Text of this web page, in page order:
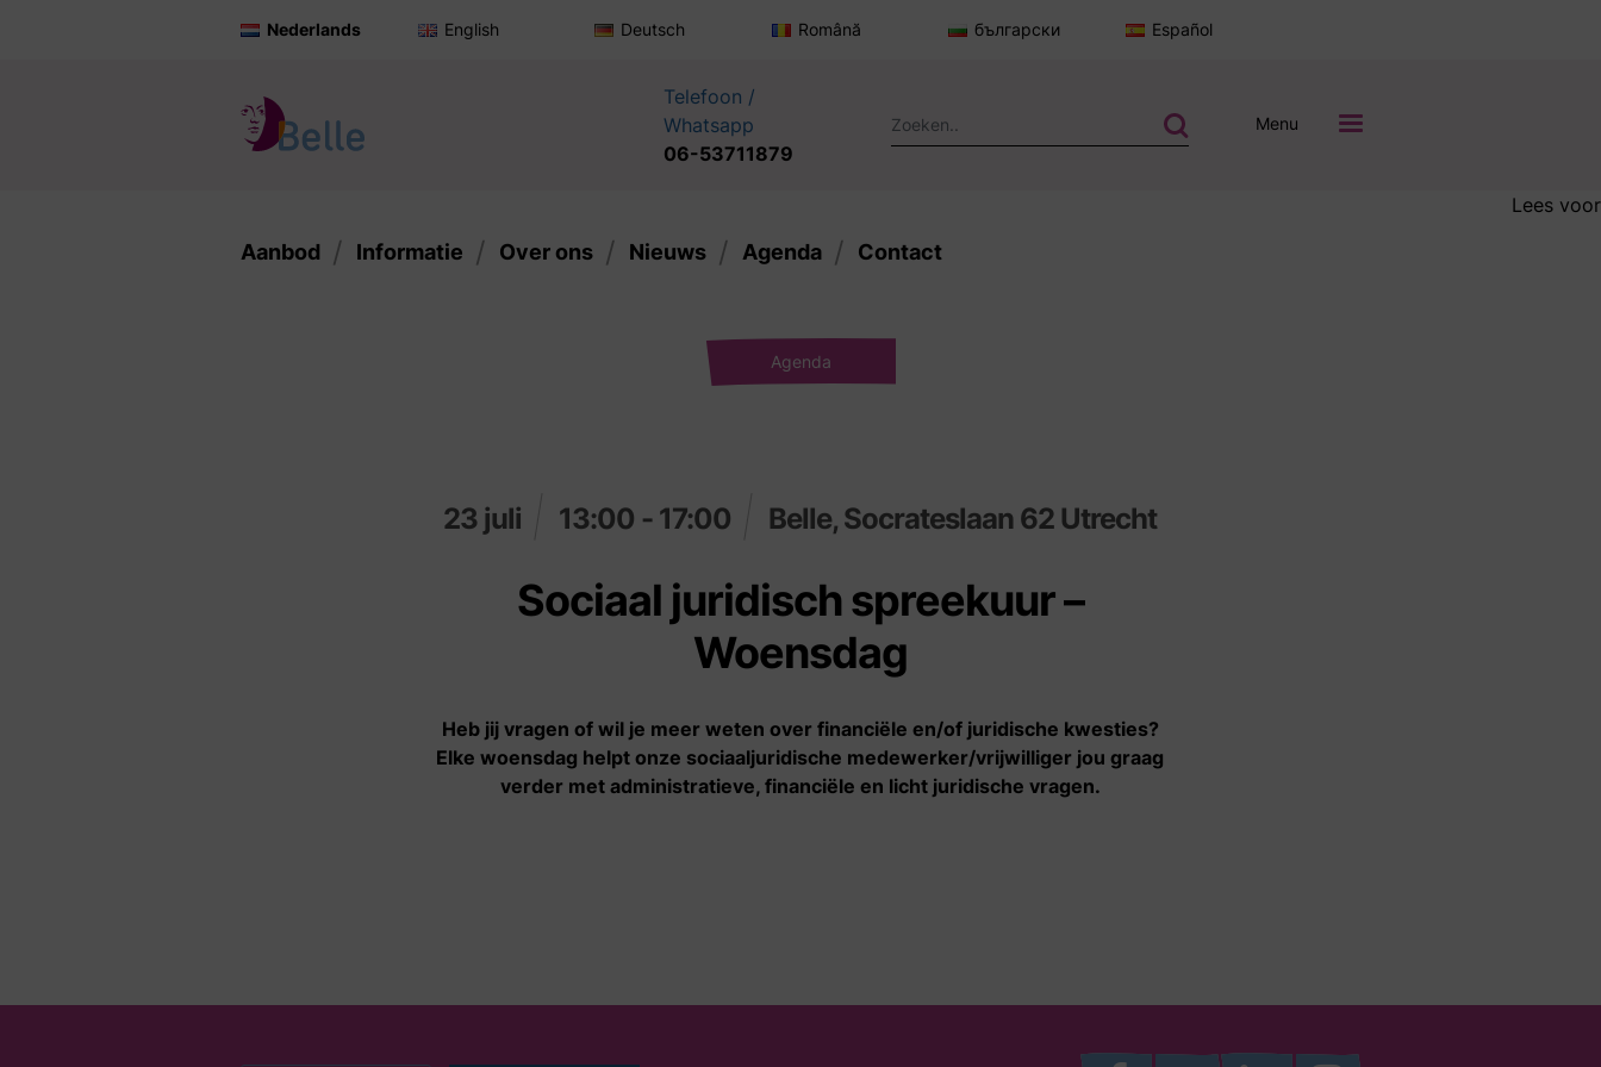
Lees voor
Informatie
De zakelijke kant van
Geldproblemen
Onder invloed van geweld
of dwang
Wie zijn wij
Verhalen
Onze organisatie
samenwerkingspartners
Nederlands English Deutsch Română български Español
Telefoon /
Whatsapp
06-53711879
Menu
Aanbod Informatie Over ons Nieuws Agenda Contact
Agenda
23 juli 13:00 - 17:00 Belle, Socrateslaan 62 Utrecht
Sociaal juridisch spreekuur –
Woensdag
Heb jij vragen of wil je meer weten over financiële en/of juridische kwesties?
Elke woensdag helpt onze sociaaljuridische medewerker/vrijwilliger jou graag
verder met administratieve, financiële en licht juridische vragen.